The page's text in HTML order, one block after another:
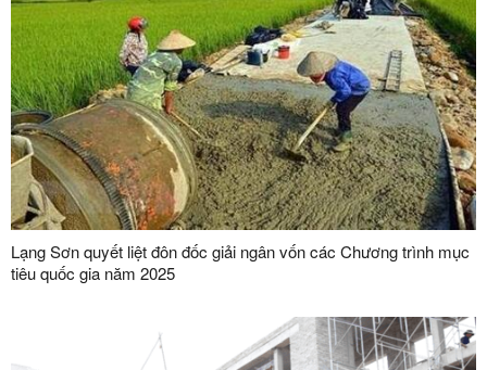
Lạng Sơn quyết liệt đôn đốc giải ngân vốn các Chương trình mục
tiêu quốc gia năm 2025